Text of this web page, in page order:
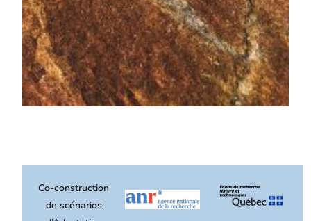
Co-construction
de scénarios